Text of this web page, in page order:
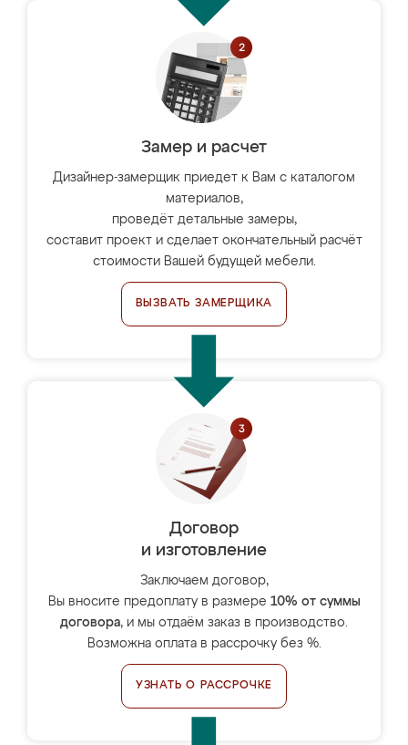
Замер и расчет
Дизайнер-замерщик приедет к Вам с каталогом
материалов,
проведёт детальные замеры,
составит проект и сделает окончательный расчёт
стоимости Вашей будущей мебели.
ВЫЗВАТЬ ЗАМЕРЩИКА
Договор
и изготовление
Заключаем договор,
Вы вносите предоплату в размере 10% от суммы
договора, и мы отдаём заказ в производство.
Возможна оплата в рассрочку без %.
УЗНАТЬ О РАССРОЧКЕ